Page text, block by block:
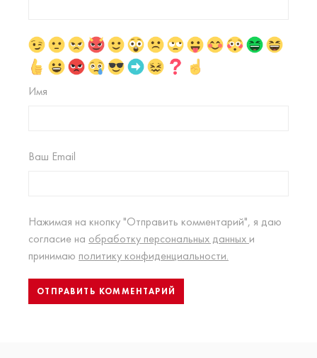
Имя
Ваш Email
Нажимая на кнопку "Отправить комментарий", я даю
согласие на обработку персональных данных и
принимаю политику конфиденциальности.